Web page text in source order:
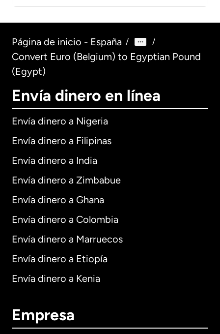
Página de inicio - España / /
Convert Euro (Belgium) to Egyptian Pound
(Egypt)
Envía dinero en línea
Envía dinero a Nigeria
Envía dinero a Filipinas
Envía dinero a India
Envía dinero a Zimbabue
Envía dinero a Ghana
Envía dinero a Colombia
Envía dinero a Marruecos
Envía dinero a Etiopía
Envía dinero a Kenia
Empresa